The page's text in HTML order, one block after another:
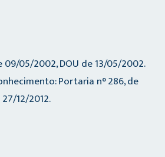
09/05/2002, DOU de 13/05/2002.
Portaria n° 286, de
12/2012.